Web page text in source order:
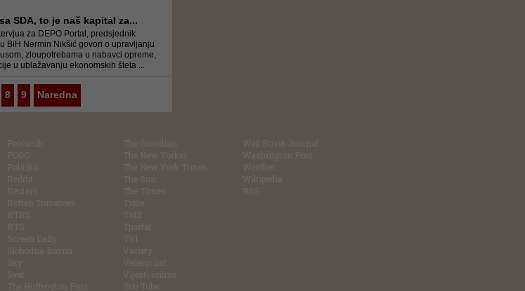
SDA, to je naš kapital za...
za DEPO Portal, predsjednik
BiH Nermin Nikšić govori o upravljanju
zloupotrebama u nabavci opreme,
u ublažavanju ekonomskih šteta ...
8 9 Naredna
Pešćanik
POGO
Politika
Reddit
Reuters
Rotten Tomatoes
RTRS
RTS
Screen Daily
Slobodna Bosna
Sky
Svet
The Huffington Post
The Guardian
The New Yorker
The New York Times
The Sun
The Times
Time
TMZ
Tportal
TV1
Variety
Večenji list
Vijesti online
You Tube
Wall Street Journal
Washington Post
Weather
Wikipedia
RSS